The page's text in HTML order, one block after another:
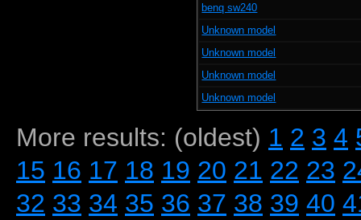
benq sw240
Unknown model
Unknown model
Unknown model
Unknown model
More results: (oldest) 1 2 3 4
15 16 17 18 19 20 21 22 23
32 33 34 35 36 37 38 39 40